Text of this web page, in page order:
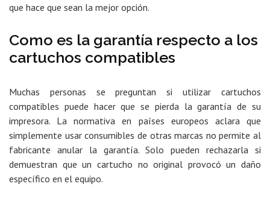
que hace que sean la mejor opción.
Como es la garantía respecto a los
cartuchos compatibles
Muchas personas se preguntan si utilizar cartuchos
compatibles puede hacer que se pierda la garantía de su
impresora. La normativa en países europeos aclara que
simplemente usar consumibles de otras marcas no permite al
fabricante anular la garantía. Solo pueden rechazarla si
demuestran que un cartucho no original provocó un daño
específico en el equipo.